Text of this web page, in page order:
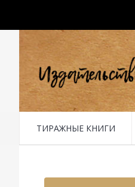
ТИРАЖНЫЕ КНИГИ